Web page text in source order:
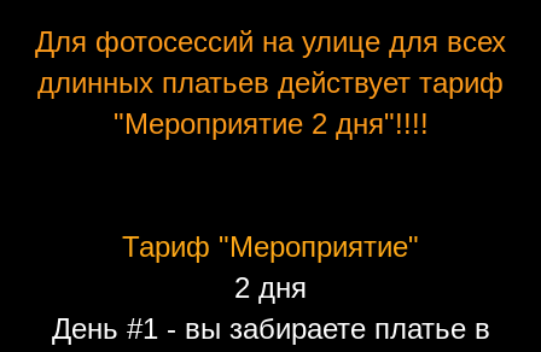
Для фотосессий на улице для всех
длинных платьев действует тариф
"Мероприятие 2 дня"!!!!
Тариф "Мероприятие"
2 дня
День #1 - вы забираете платье в